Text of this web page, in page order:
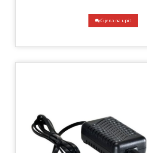
Cijena na upit